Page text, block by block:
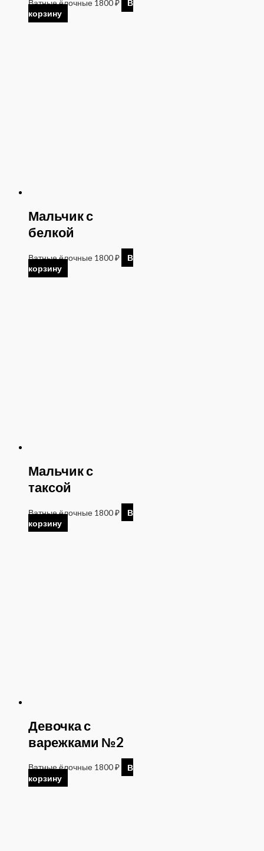
Ватные ёлочные 1800₽
В
корзину
Мальчик с
белкой
Ватные ёлочные 1800₽
В
корзину
Мальчик с
таксой
Ватные ёлочные 1800₽
В
корзину
Девочка с
варежками №2
Ватные ёлочные 1800₽
В
корзину